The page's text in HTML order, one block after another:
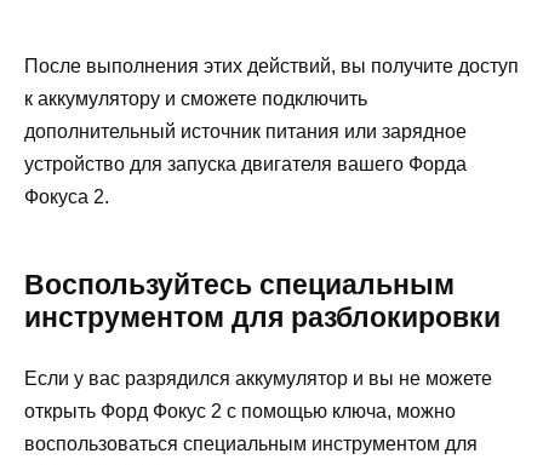
После выполнения этих действий, вы получите доступ
к аккумулятору и сможете подключить
дополнительный источник питания или зарядное
устройство для запуска двигателя вашего Форда
Фокуса 2.
Воспользуйтесь специальным
инструментом для разблокировки
Если у вас разрядился аккумулятор и вы не можете
открыть Форд Фокус 2 с помощью ключа, можно
воспользоваться специальным инструментом для